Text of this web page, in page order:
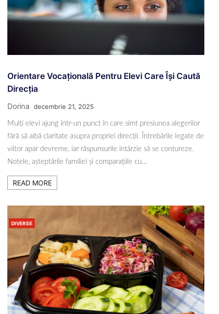
Orientare Vocațională Pentru Elevi Care Își Caută
Direcția
Dorina decembrie 21, 2025
Mulți elevi ajung într-un punct în care simt presiunea alegerilor
fără să aibă claritate asupra propriei direcții. Întrebările legate de
viitor apar devreme, iar răspunsurile întârzie să se contureze.
Notele, așteptările familiei și comparațiile cu…
READ MORE
DIVERSE